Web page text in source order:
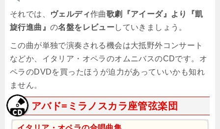
それでは、 ヴェルディ作曲歌劇『アイーダ』より『凱
旋行進曲』 の名盤をレビューしていきましょう。
この曲が単独で演奏される機会は大抵野外コンサート
などか、イタリア・オペラのオムニバスのCDです。オ
ペラのDVDを買ったほうが迫力があっていいかも知れ
ません。
アバド=ミラノスカラ座管弦楽団